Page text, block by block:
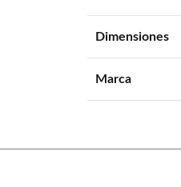
Dimensiones
Marca